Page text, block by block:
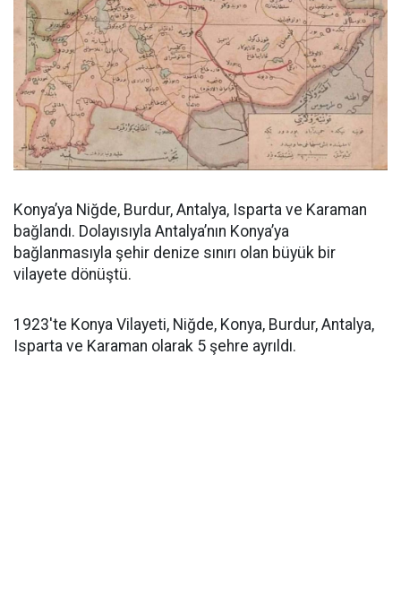
Konya’ya Niğde, Burdur, Antalya, Isparta ve Karaman
bağlandı. Dolayısıyla Antalya’nın Konya’ya
bağlanmasıyla şehir denize sınırı olan büyük bir
vilayete dönüştü.
1923'te Konya Vilayeti, Niğde, Konya, Burdur, Antalya,
Isparta ve Karaman olarak 5 şehre ayrıldı.